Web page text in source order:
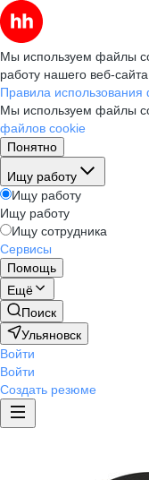
Мы используем файлы
работу нашего веб-
Правила
Мы используем файлы
файлов cookie
Понятно
Ищу работу
Ищу работу
Ищу работу
Ищу сотрудника
Сервисы
Помощь
Ещё
Поиск
Ульяновск
Войти
Войти
Создать резюме